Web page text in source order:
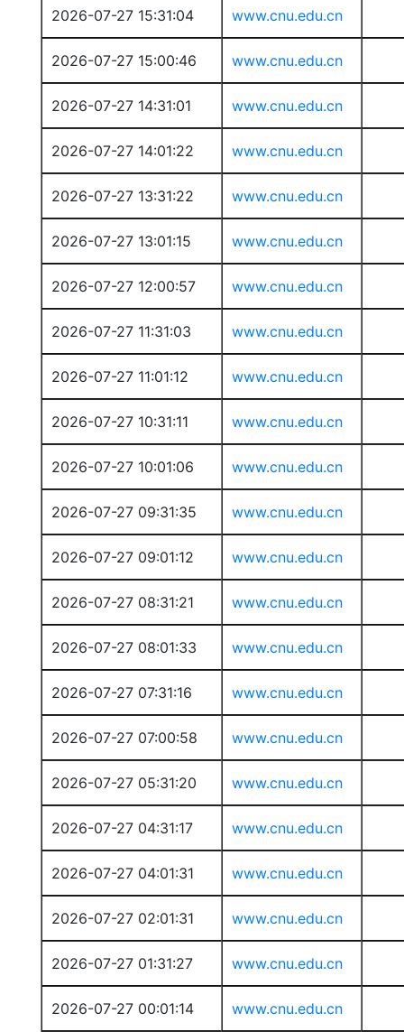
2026-07-27 15:31:04 www.cnu.edu.cn
2026-07-27 15:00:46 www.cnu.edu.cn
2026-07-27 14:31:01 www.cnu.edu.cn
2026-07-27 14:01:22 www.cnu.edu.cn
2026-07-27 13:31:22 www.cnu.edu.cn
2026-07-27 13:01:15 www.cnu.edu.cn
2026-07-27 12:00:57 www.cnu.edu.cn
2026-07-27 11:31:03 www.cnu.edu.cn
2026-07-27 11:01:12 www.cnu.edu.cn
2026-07-27 10:31:11 www.cnu.edu.cn
2026-07-27 10:01:06 www.cnu.edu.cn
2026-07-27 09:31:35 www.cnu.edu.cn
2026-07-27 09:01:12 www.cnu.edu.cn
2026-07-27 08:31:21 www.cnu.edu.cn
2026-07-27 08:01:33 www.cnu.edu.cn
2026-07-27 07:31:16 www.cnu.edu.cn
2026-07-27 07:00:58 www.cnu.edu.cn
2026-07-27 05:31:20 www.cnu.edu.cn
2026-07-27 04:31:17 www.cnu.edu.cn
2026-07-27 04:01:31 www.cnu.edu.cn
2026-07-27 02:01:31 www.cnu.edu.cn
2026-07-27 01:31:27 www.cnu.edu.cn
2026-07-27 00:01:14 www.cnu.edu.cn